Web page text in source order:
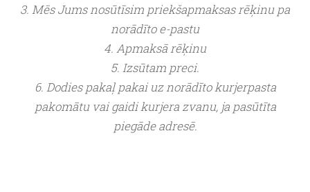
3. Mēs Jums nosūtīsim priekšapmaksas rēķinu pa
norādīto e-pastu
4. Apmaksā rēķinu
5. Izsūtam preci.
6. Dodies pakaļ pakai uz norādīto kurjerpasta
pakomātu vai gaidi kurjera zvanu, ja pasūtīta
piegāde adresē.